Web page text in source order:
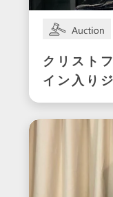
クリスト
イン入り